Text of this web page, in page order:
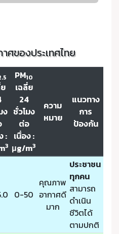
ของประเทศไทย
ง
:
3
PM10
เฉลี่ย
24
ชั่วโมง
ต่อ
เนื่อง :
μg/m3
ความ
หมาย
แนวทาง
การ
ป้องกัน
0-50
คุณภาพ
อากาศดี
มาก
ประชาชน
ทุกคน
สามารถ
ดำเนิน
ชีวิตได้
ตามปกติ